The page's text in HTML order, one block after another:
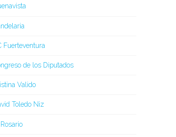
Fuerteventura
de los Diputados
Valido
Toledo Niz